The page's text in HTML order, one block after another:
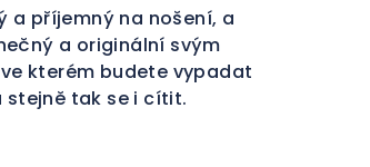
a příjemný na nošení, a
a originální svým
kterém budete vypadat
stejně tak se i cítit.